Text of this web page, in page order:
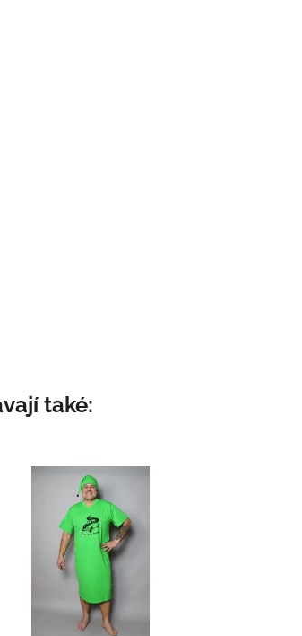
také: